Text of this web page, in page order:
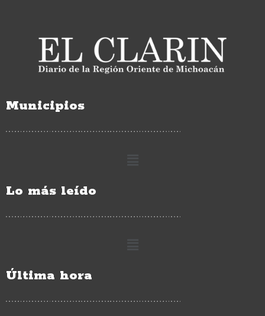
Municipios
Lo más leído
Última hora